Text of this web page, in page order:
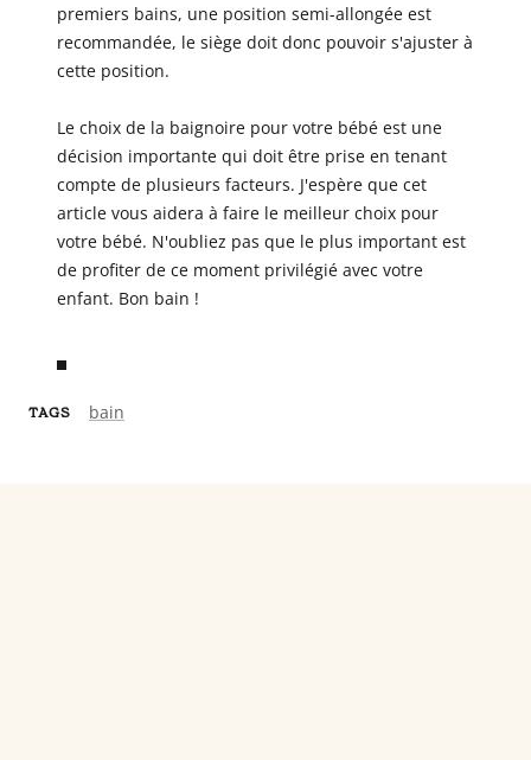
premiers bains, une position semi-allongée est
recommandée, le siège doit donc pouvoir s'ajuster à
cette position.
Le choix de la baignoire pour votre bébé est une
décision importante qui doit être prise en tenant
compte de plusieurs facteurs. J'espère que cet
article vous aidera à faire le meilleur choix pour
votre bébé. N'oubliez pas que le plus important est
de profiter de ce moment privilégié avec votre
enfant. Bon bain !
TAGS bain